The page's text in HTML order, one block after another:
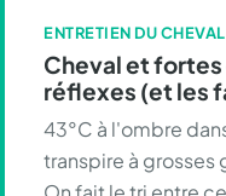
ENTRETIEN DU CHEVAL
Cheval et fortes
réflexes (et les
43°C à l'ombre
transpire à grosses